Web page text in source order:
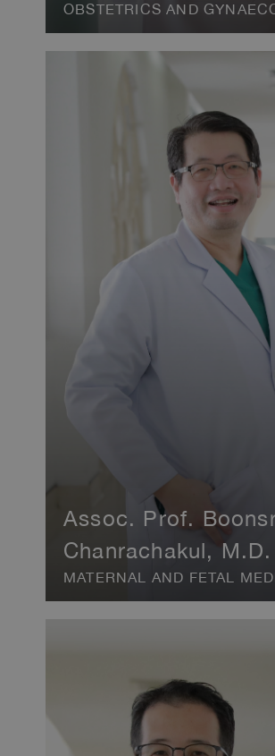
OBSTETRICS AND
Assoc. Prof.
Chanrachakul, M.D.
MATERNAL AND FETAL